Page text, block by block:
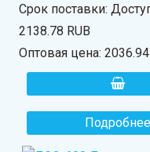
Срок поставки:
2138.78 RUB
Оптовая цена:
Подробнее